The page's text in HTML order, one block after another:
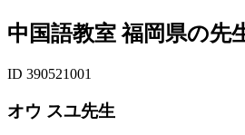
中国語教室 福岡県の先
ID 390521001
オウ スユ先生